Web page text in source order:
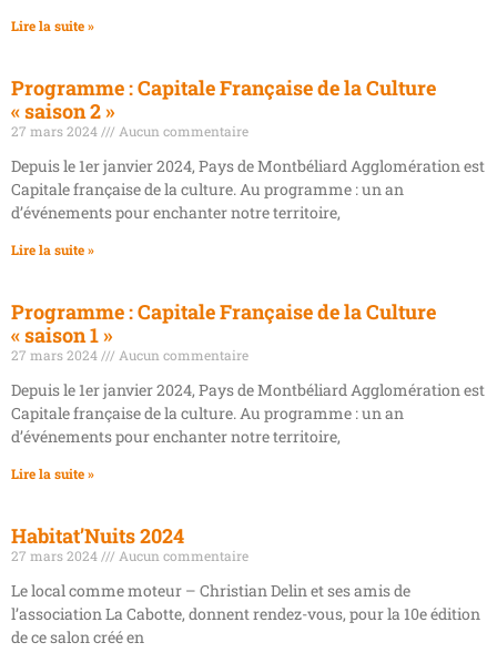
Lire la suite »
Programme : Capitale Française de la Culture
« saison 2 »
27 mars 2024 Aucun commentaire
Depuis le 1er janvier 2024, Pays de Montbéliard Agglomération est
Capitale française de la culture. Au programme : un an
d’événements pour enchanter notre territoire,
Lire la suite »
Programme : Capitale Française de la Culture
« saison 1 »
27 mars 2024 Aucun commentaire
Depuis le 1er janvier 2024, Pays de Montbéliard Agglomération est
Capitale française de la culture. Au programme : un an
d’événements pour enchanter notre territoire,
Lire la suite »
Habitat’Nuits 2024
27 mars 2024 Aucun commentaire
Le local comme moteur – Christian Delin et ses amis de
l’association La Cabotte, donnent rendez-vous, pour la 10e édition
de ce salon créé en